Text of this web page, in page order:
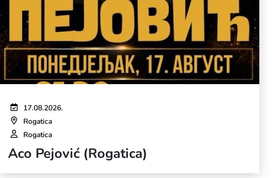
17.08.2026.
Rogatica
Rogatica
Aco Pejović (Rogatica)